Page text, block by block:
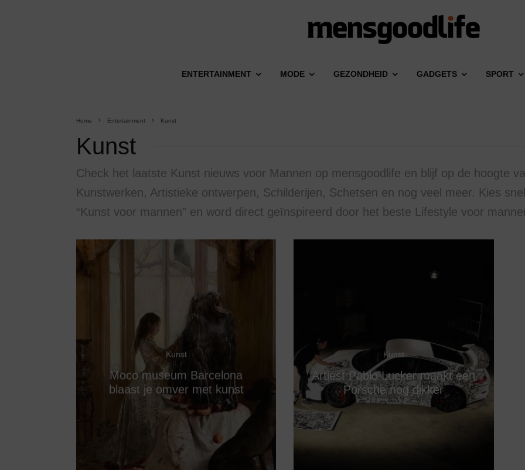
ENTERTAINMENT MODE GEZONDHEID GADGETS SPORT
Home Entertainment Kunst
Kunst
Check het laatste Kunst nieuws voor Mannen op mensgoodlife en blijf op de hoogte
Kunstwerken, Artistieke ontwerpen, Schilderijen, Schetsen en nog veel meer. Kies
“Kunst voor mannen” en word direct geïnspireerd door het beste Lifestyle voor
Kunst
Moco museum Barcelona
blaast je omver met kunst
Kunst
Artiest Pablo Lucker maakt een
Porsche nog dikker